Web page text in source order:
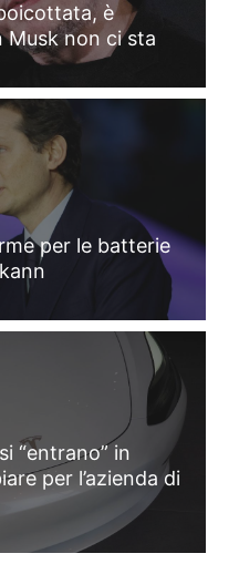
è
Musk non ci sta
per le batterie
“entrano” in
per l’azienda di